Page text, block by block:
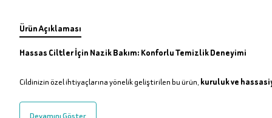
Ürün Açıklaması
Hassas Ciltler İçin Nazik Bakım: Konforlu Temizlik Deneyimi
Cildinizin özel ihtiyaçlarına yönelik geliştirilen bu ürün, kuruluk ve
Devamını Göster